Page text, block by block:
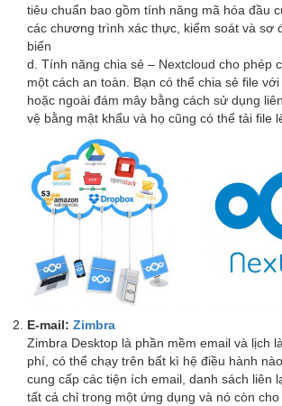
tiêu chuẩn bao gồm tính năng mã hóa đầu
các chương trình xác thực, kiểm soát và sơ
biến
d. Tính năng chia sẻ – Nextcloud cho phép
một cách an toàn. Bạn có thể chia sẻ file
hoặc ngoài đám mây bằng cách sử dụng
vệ bằng mật khẩu và họ cũng có thể tải file
E-mail: Zimbra
Zimbra Desktop là phần mềm email và lịch
phí, có thể chạy trên bất kì hệ điều hành
cung cấp các tiện ích email, danh sách liên
tất cả chỉ trong một ứng dụng và nó còn